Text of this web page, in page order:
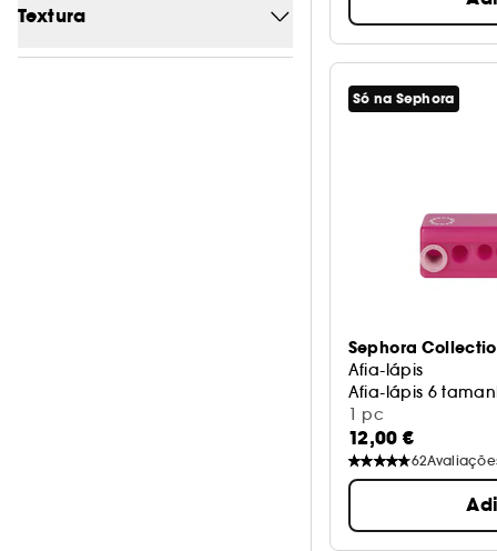
Textura
Só na Sephora
Sephora
Afia-lápis
Afia-lápis 6
1 pc
12,00 €
62